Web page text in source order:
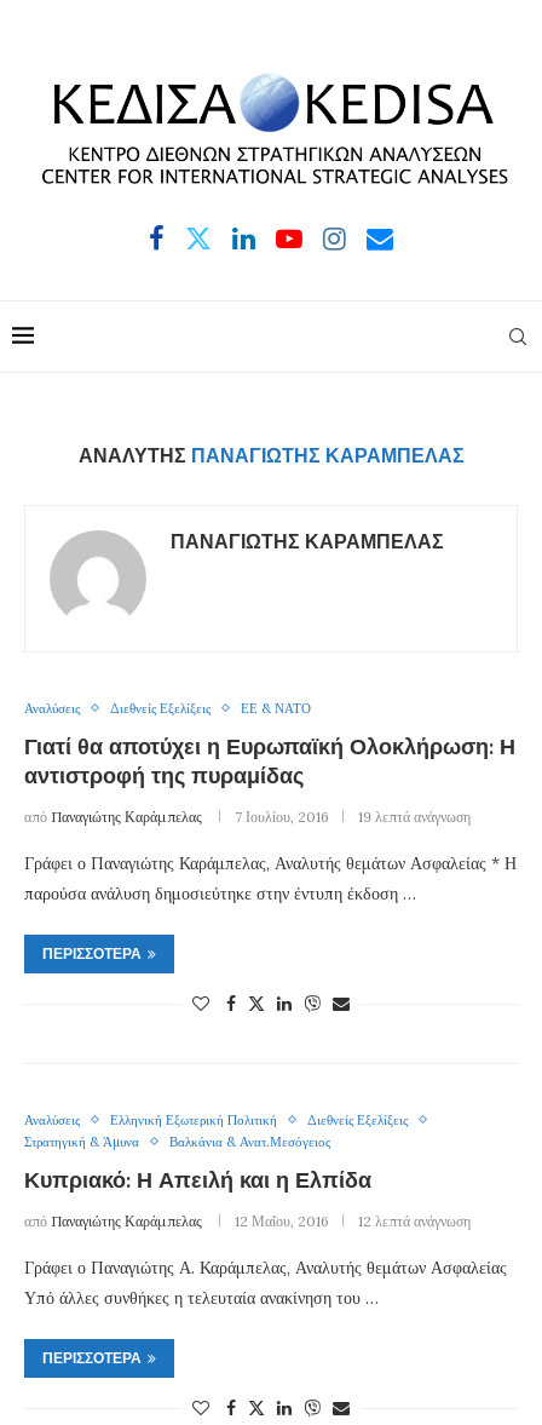
ΑΝΑΛΥΤΉΣ ΠΑΝΑΓΙΏΤΗΣ ΚΑΡΆΜΠΕΛΑΣ
ΠΑΝΑΓΙΏΤΗΣ ΚΑΡΆΜΠΕΛΑΣ
Αναλύσεις Διεθνείς Εξελίξεις ΕΕ & ΝΑΤΟ
Γιατί θα αποτύχει η Ευρωπαϊκή Ολοκλήρωση: Η
αντιστροφή της πυραμίδας
από Παναγιώτης Καράμπελας 7 Ιουλίου, 2016 19 λεπτά ανάγνωση
Γράφει ο Παναγιώτης Καράμπελας, Αναλυτής θεμάτων Ασφαλείας * Η
παρούσα ανάλυση δημοσιεύτηκε στην έντυπη έκδοση …
ΠΕΡΙΣΣΌΤΕΡΑ
Αναλύσεις Ελληνική Εξωτερική Πολιτική
Διεθνείς Εξελίξεις
Στρατηγική & Άμυνα
Βαλκάνια & Ανατ.Μεσόγειος
Κυπριακό: Η Απειλή και η Ελπίδα
από Παναγιώτης Καράμπελας 12 Μαΐου, 2016 12 λεπτά ανάγνωση
Γράφει ο Παναγιώτης Α. Καράμπελας, Αναλυτής θεμάτων Ασφαλείας
Υπό άλλες συνθήκες η τελευταία ανακίνηση του …
ΠΕΡΙΣΣΌΤΕΡΑ